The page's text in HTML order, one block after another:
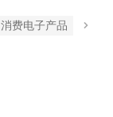
消费电子产品